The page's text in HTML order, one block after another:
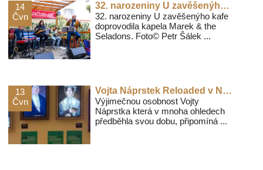
14
Čvn
32. narozeniny U zavěšenýho kafe doprovodila kapela Marek & the Seladons
32. narozeniny U zavěšenýho kafe
doprovodila kapela Marek & the
Seladons. Foto© Petr Šálek ...
13
Čvn
Vojta Náprstek Reloaded v Náprstkově muzeu
Výjimečnou osobnost Vojty
Náprstka která v mnoha ohledech
předběhla svou dobu, připomíná ...